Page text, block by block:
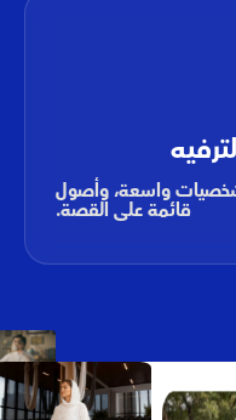
شخصيات واسعة، وأصول
قائمة على القصة.